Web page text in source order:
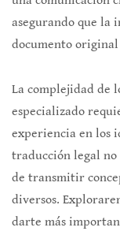
asegurando que la
documento original
La complejidad de
especializado
experiencia en los
traducción legal
de transmitir
diversos.
darte más